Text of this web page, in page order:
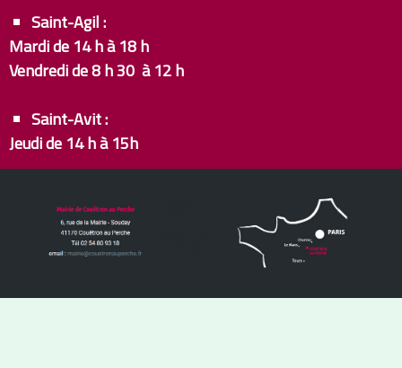
Saint-Agil :
Mardi de 14 h à 18 h
Vendredi de 8 h 30 à 12 h
Saint-Avit :
Jeudi de 14 h à 15h